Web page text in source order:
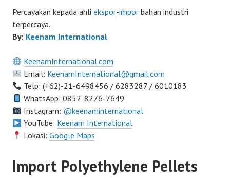
Percayakan kepada ahli ekspor-impor bahan industri
terpercaya.
By: Keenam International
KeenamInternational.com
Email: KeenamInternational@gmail.com
Telp: (+62)-21-6498456 / 6283287 / 6010183
WhatsApp: 0852-8276-7649
Instagram: @keenaminternational
YouTube: Keenam International
Lokasi:Google Maps
Import Polyethylene Pellets